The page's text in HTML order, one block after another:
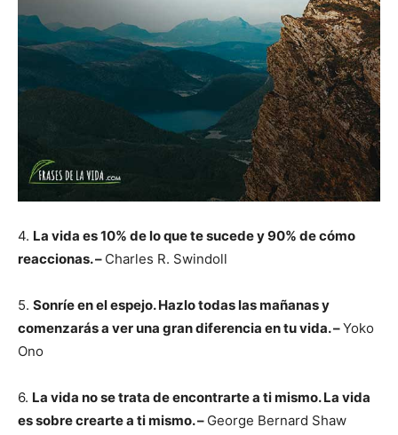
4. La vida es 10% de lo que te sucede y 90% de cómo
reaccionas. – Charles R. Swindoll
5. Sonríe en el espejo. Hazlo todas las mañanas y
comenzarás a ver una gran diferencia en tu vida. –Yoko
Ono
6. La vida no se trata de encontrarte a ti mismo. La vida
es sobre crearte a ti mismo. – George Bernard Shaw